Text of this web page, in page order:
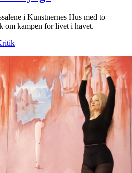
i Kunstnernes Hus med to
om kampen for livet i havet.